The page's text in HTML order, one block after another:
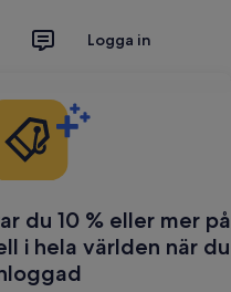
Logga in
du 10 % eller mer på
i hela världen när du